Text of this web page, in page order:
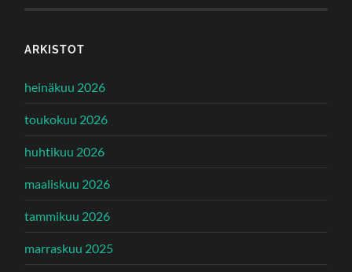
ARKISTOT
heinäkuu 2026
toukokuu 2026
huhtikuu 2026
maaliskuu 2026
tammikuu 2026
marraskuu 2025